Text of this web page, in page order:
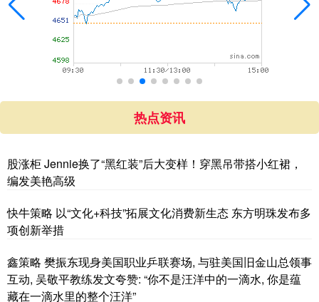
热点资讯
股涨柜 Jennie换了“黑红装”后大变样！穿黑吊带搭小红裙，
编发美艳高级
快牛策略 以“文化+科技”拓展文化消费新生态 东方明珠发布多
项创新举措
鑫策略 樊振东现身美国职业乒联赛场, 与驻美国旧金山总领事
互动, 吴敬平教练发文夸赞: “你不是汪洋中的一滴水, 你是蕴
藏在一滴水里的整个汪洋”